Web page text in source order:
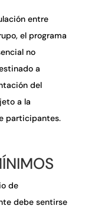
entre
el programa
no
a
del
a la
participantes.
de
debe sentirse